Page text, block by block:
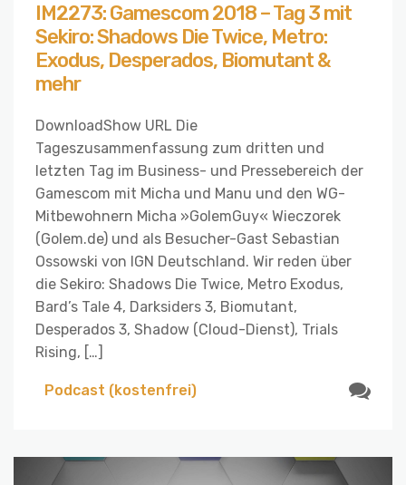
IM2273: Gamescom 2018 – Tag 3 mit
Sekiro: Shadows Die Twice, Metro:
Exodus, Desperados, Biomutant &
mehr
DownloadShow URL Die
Tageszusammenfassung zum dritten und
letzten Tag im Business- und Pressebereich der
Gamescom mit Micha und Manu und den WG-
Mitbewohnern Micha »GolemGuy« Wieczorek
(Golem.de) und als Besucher-Gast Sebastian
Ossowski von IGN Deutschland. Wir reden über
die Sekiro: Shadows Die Twice, Metro Exodus,
Bard’s Tale 4, Darksiders 3, Biomutant,
Desperados 3, Shadow (Cloud-Dienst), Trials
Rising, […]
Podcast (kostenfrei)